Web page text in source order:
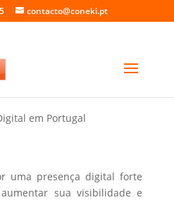
contacto@coneki.pt
em Vila Nova de
em Portugal
uma presença digital forte
sua visibilidade e